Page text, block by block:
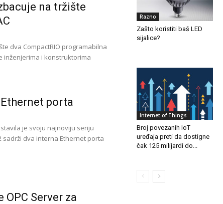
na tržište
dva CompactRIO programabilna
inženjerima i konstruktorima
Ethernet porta
je svoju najnoviju seriju
sadrži dva interna Ethernet porta
Server za
Razno
Zašto koristiti baš LED
sijalice?
Internet of Things
Broj povezanih IoT
uređaja preti da dostigne
čak 125 milijardi do...